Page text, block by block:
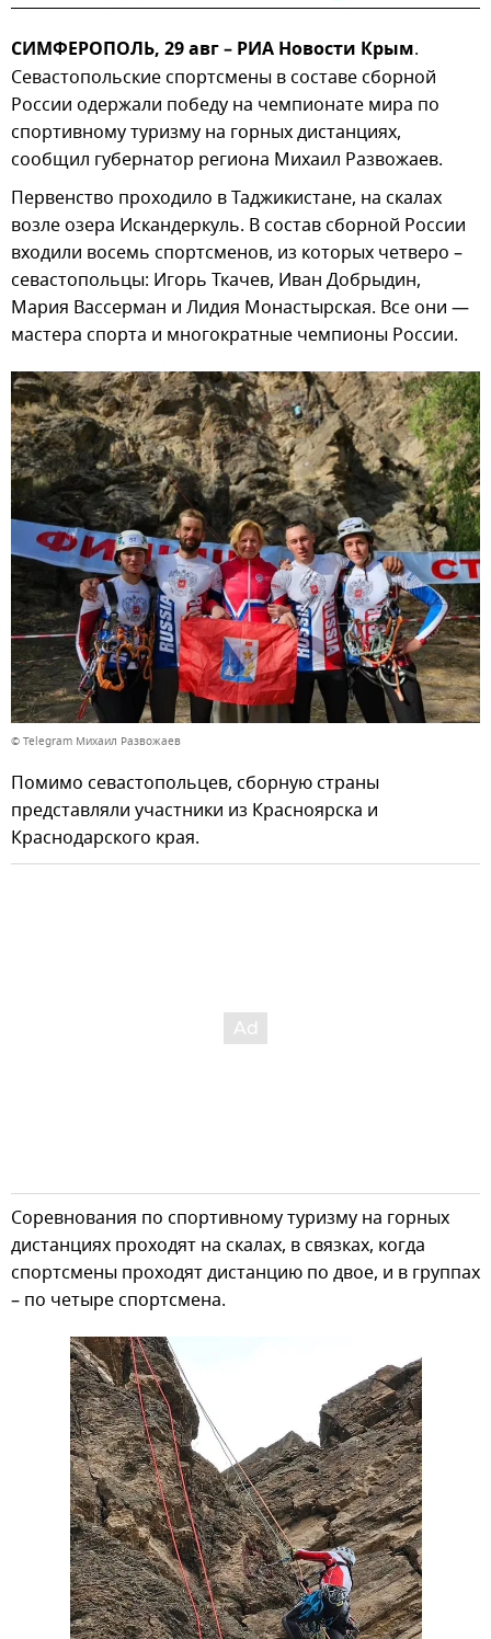
СИМФЕРОПОЛЬ, 29 авг – РИА Новости Крым.
Севастопольские спортсмены в составе сборной
России одержали победу на чемпионате мира по
спортивному туризму на горных дистанциях,
сообщил губернатор региона Михаил Развожаев.
Первенство проходило в Таджикистане, на скалах
возле озера Искандеркуль. В состав сборной России
входили восемь спортсменов, из которых четверо –
севастопольцы: Игорь Ткачев, Иван Добрыдин,
Мария Вассерман и Лидия Монастырская. Все они —
мастера спорта и многократные чемпионы России.
© Telegram Михаил Развожаев
Помимо севастопольцев, сборную страны
представляли участники из Красноярска и
Краснодарского края.
Соревнования по спортивному туризму на горных
дистанциях проходят на скалах, в связках, когда
спортсмены проходят дистанцию по двое, и в группах
– по четыре спортсмена.